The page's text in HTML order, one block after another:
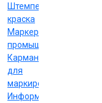
Штемпельная
краска
Маркеры
промышленные
Карманы
для
маркировки
Информационные